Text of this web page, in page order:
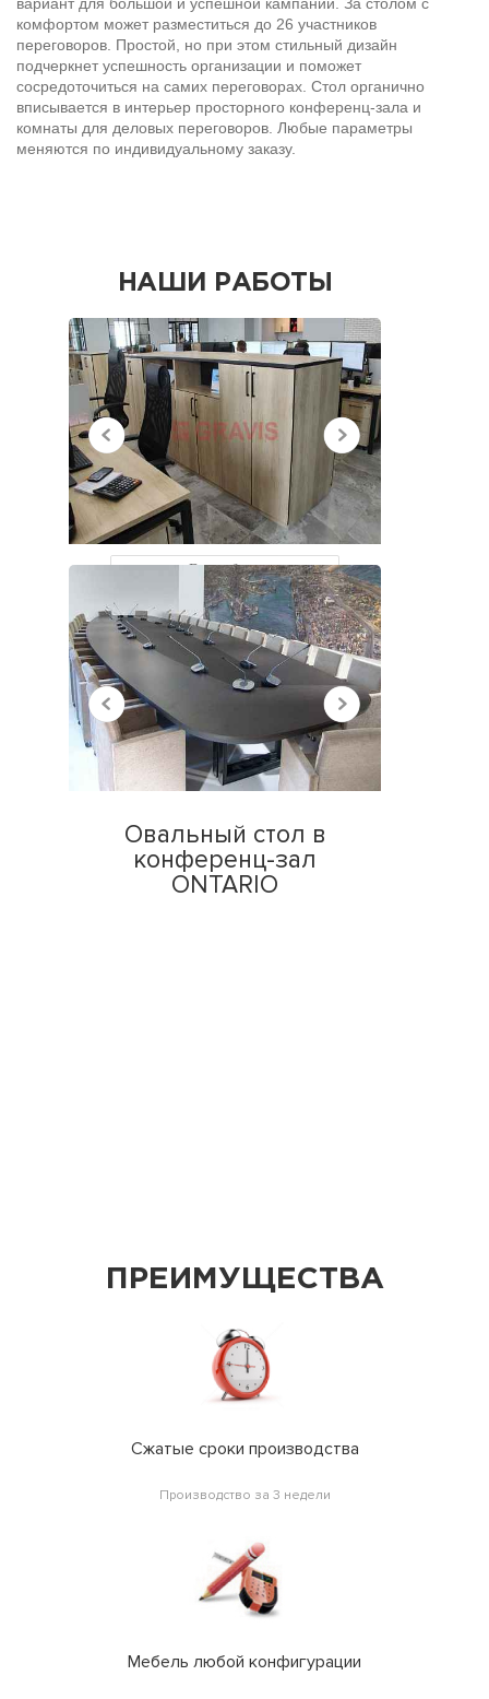
комфортом может разместиться до 26 участников
переговоров. Простой, но при этом стильный дизайн
подчеркнет успешность организации и поможет
сосредоточиться на самих переговорах. Стол органично
вписывается в интерьер просторного конференц-зала и
комнаты для деловых переговоров. Любые параметры
меняются по индивидуальному заказу.
НАШИ РАБОТЫ
Все работы
НЕДАВНО
ПРОСМОТРЕННЫЕ
Овальный стол в
конференц-зал
ONTARIO
ПРЕИМУЩЕСТВА
Сжатые сроки производства
Производство за 3 недели
Мебель любой конфигурации